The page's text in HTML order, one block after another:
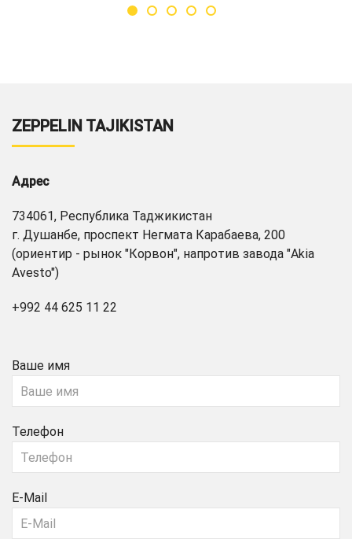
ZEPPELIN TAJIKISTAN
Адрес
734061, Республика Таджикистан
г. Душанбе, проспект Негмата Карабаева, 200
(ориентир - рынок "Корвон", напротив завода "Akia
Avesto")
+992 44 625 11 22
Ваше имя
Телефон
E-Mail